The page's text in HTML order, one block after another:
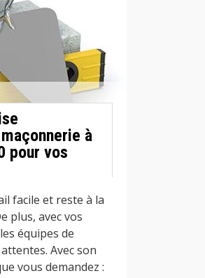
à
pour vos
facile et reste à la
plus, avec vos
équipes de
Avec son
vous demandez :